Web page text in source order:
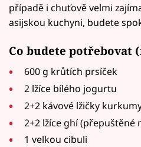
případě i chuťově velmi
asijskou kuchyni, budete
Co budete potřebovat
600 g krůtích prsíček
2 lžíce bílého jogurtu
2+2 kávové lžičky
2+2 lžíce ghí (přepuštěné
1 velkou cibuli